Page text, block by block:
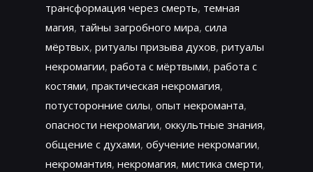
трансформация через смерть, темная
магия, тайны загробного мира, сила
мёртвых, ритуалы призыва духов, ритуалы
некромагии, работа с мёртвыми, работа с
костями, практическая некромагия,
потусторонние силы, опыт некроманта,
опасности некромагии, оккультные знания,
общение с духами, обучение некромагии,
некромантия, некромагия, мистика смерти,